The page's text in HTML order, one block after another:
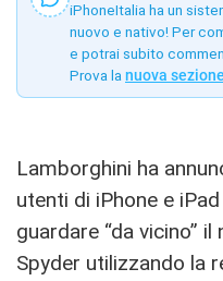
iPhoneItalia ha un
nuovo e nativo! Per
e potrai subito
Prova la nuova
Lamborghini ha
utenti di iPhone e
guardare “da vicino” il
Spyder utilizzando la